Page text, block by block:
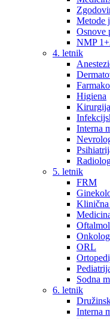
Metode
Osnove
NMP
4. letnik
Higiena
Kirurgija
Interna
5. letnik
FRM
Klinična
ORL
Sodna
6. letnik
Interna